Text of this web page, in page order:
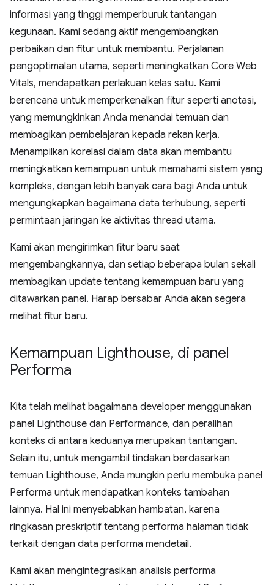
informasi yang tinggi memperburuk tantangan
kegunaan. Kami sedang aktif mengembangkan
perbaikan dan fitur untuk membantu. Perjalanan
pengoptimalan utama, seperti meningkatkan Core Web
Vitals, mendapatkan perlakuan kelas satu. Kami
berencana untuk memperkenalkan fitur seperti anotasi,
yang memungkinkan Anda menandai temuan dan
membagikan pembelajaran kepada rekan kerja.
Menampilkan korelasi dalam data akan membantu
meningkatkan kemampuan untuk memahami sistem yang
kompleks, dengan lebih banyak cara bagi Anda untuk
mengungkapkan bagaimana data terhubung, seperti
permintaan jaringan ke aktivitas thread utama.
Kami akan mengirimkan fitur baru saat
mengembangkannya, dan setiap beberapa bulan sekali
membagikan update tentang kemampuan baru yang
ditawarkan panel. Harap bersabar Anda akan segera
melihat fitur baru.
Kemampuan Lighthouse, di panel
Performa
Kita telah melihat bagaimana developer menggunakan
panel Lighthouse dan Performance, dan peralihan
konteks di antara keduanya merupakan tantangan.
Selain itu, untuk mengambil tindakan berdasarkan
temuan Lighthouse, Anda mungkin perlu membuka panel
Performa untuk mendapatkan konteks tambahan
lainnya. Hal ini menyebabkan hambatan, karena
ringkasan preskriptif tentang performa halaman tidak
terkait dengan data performa mendetail.
Kami akan mengintegrasikan analisis performa